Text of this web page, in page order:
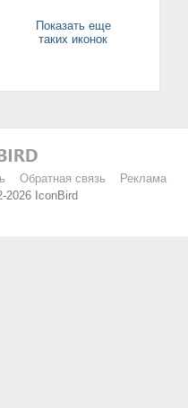
Показать еще
таких иконок
Обратная связь
Реклама
2026 IconBird